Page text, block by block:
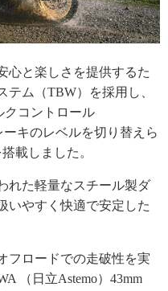
心と楽しさを提供するた
ム（TBW）を採用し、
クコントロール
ーキのレベルを切り替えら
載しました。
れた軽量なスチール製ダ
いやすく快適で安定した
フロードでの走破性を実
（日立Astemo）43mm